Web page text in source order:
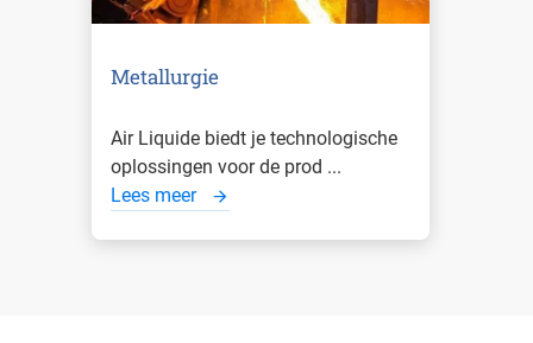
Metallurgie
Air Liquide biedt je technologische
oplossingen voor de prod ...
Lees meer